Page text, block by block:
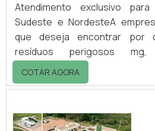
Atendimento exclusivo
Sudeste e NordesteA
que deseja encontrar por
resíduos perigosos mg,
encontrar no website da
Realizando uma cotação
descobrindo a melhor
qualidade do mercado.Quando
COTAR AGORA